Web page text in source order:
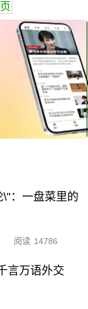
：一盘菜里的
阅读 14786
言万语外交